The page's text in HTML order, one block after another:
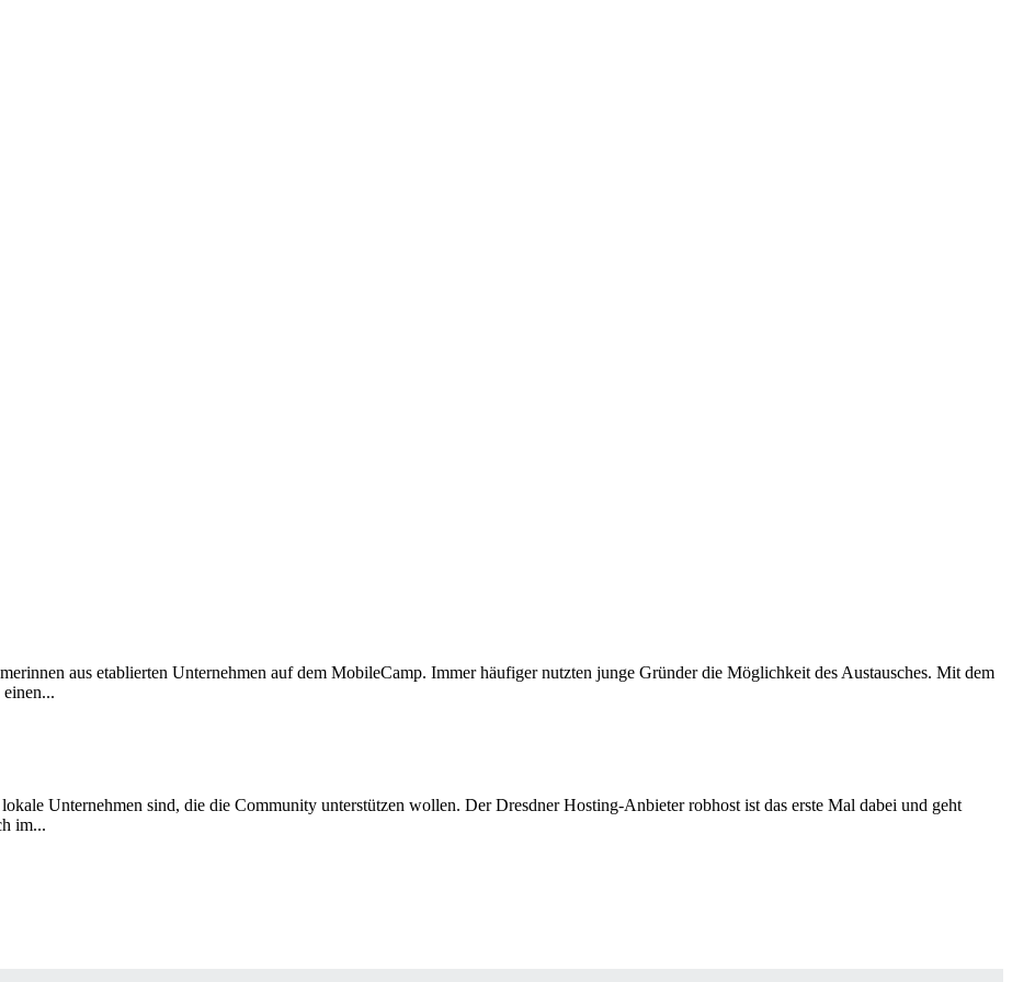
aus etablierten Unternehmen auf dem MobileCamp. Immer häufiger nutzten junge Gründer die Möglichkeit des Austausches. Mit dem
Unternehmen sind, die die Community unterstützen wollen. Der Dresdner Hosting-Anbieter robhost ist das erste Mal dabei und geht
im...